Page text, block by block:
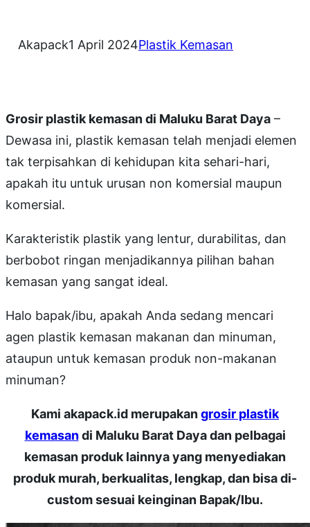
Akapack1 April 2024Plastik Kemasan
Grosir plastik kemasan di Maluku Barat Daya –
Dewasa ini, plastik kemasan telah menjadi elemen
tak terpisahkan di kehidupan kita sehari-hari,
apakah itu untuk urusan non komersial maupun
komersial.
Karakteristik plastik yang lentur, durabilitas, dan
berbobot ringan menjadikannya pilihan bahan
kemasan yang sangat ideal.
Halo bapak/ibu, apakah Anda sedang mencari
agen plastik kemasan makanan dan minuman,
ataupun untuk kemasan produk non-makanan
minuman?
Kami akapack.id merupakangrosir plastik
kemasandi Maluku Barat Daya dan pelbagai
kemasan produk lainnya yang menyediakan
produk murah, berkualitas, lengkap, dan bisa di-
custom sesuai keinginan Bapak/Ibu.